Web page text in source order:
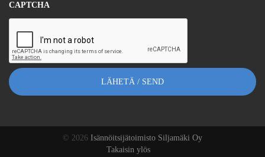
CAPTCHA
© 2026 Isännöitsijätoimisto Siljamäki Oy
Takaisin ylös